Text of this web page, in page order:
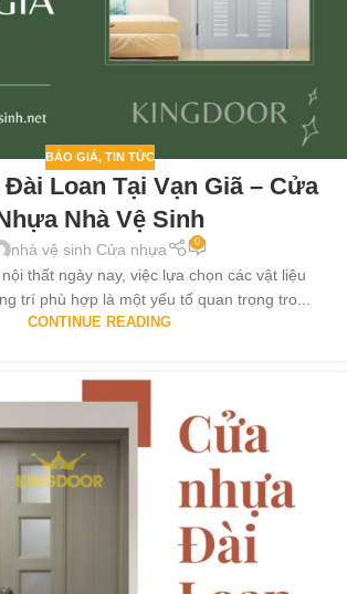
BÁO GIÁ, TIN TỨC
Loan Tại Vạn Giã – Cửa
Nhà Vệ Sinh
nhà vệ sinh Cửa nhựa 0
thất ngày nay, việc lựa chọn các vật liệu
trí phù hợp là một yếu tố quan trọng tro...
CONTINUE READING